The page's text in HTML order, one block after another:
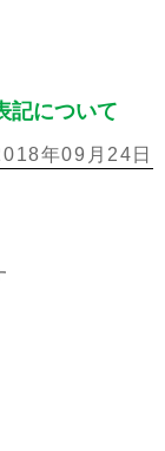
記について
年09月24日